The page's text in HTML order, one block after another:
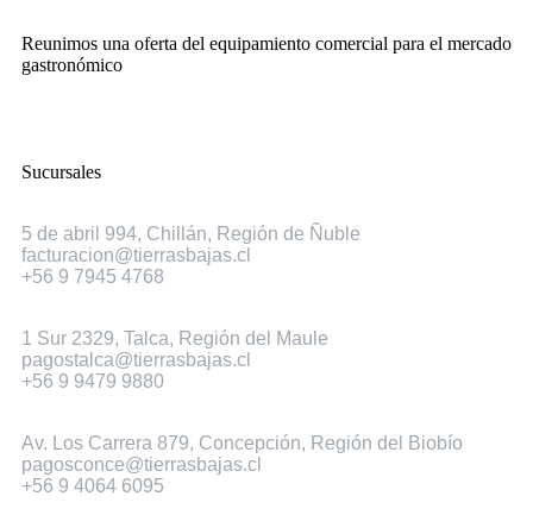
Reunimos una oferta del equipamiento comercial para el mercado
gastronómico
Sucursales
5 de abril 994, Chillán, Región de Ñuble
facturacion@tierrasbajas.cl
+56 9 7945 4768
1 Sur 2329, Talca, Región del Maule
pagostalca@tierrasbajas.cl
+56 9 9479 9880
Av. Los Carrera 879, Concepción, Región del Biobío
pagosconce@tierrasbajas.cl
+56 9 4064 6095